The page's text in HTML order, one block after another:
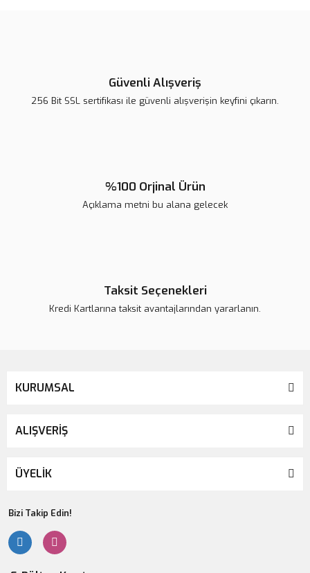
Güvenli Alışveriş
256 Bit SSL sertifikası ile güvenli alışverişin keyfini çıkarın.
%100 Orjinal Ürün
Açıklama metni bu alana gelecek
Taksit Seçenekleri
Kredi Kartlarına taksit avantajlarından yararlanın.
KURUMSAL
ALIŞVERİŞ
ÜYELİK
Bizi Takip Edin!